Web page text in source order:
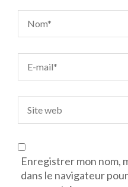
Enregistrer mon nom,
dans le navigateur